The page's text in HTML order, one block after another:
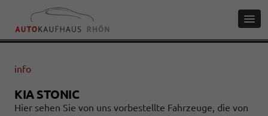
info
KIA STONIC
Hier sehen Sie von uns vorbestellte Fahrzeuge, die von